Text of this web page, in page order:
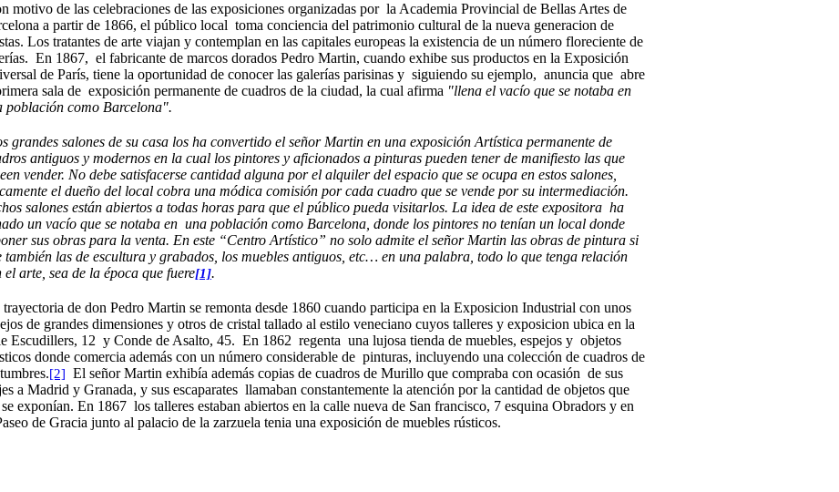
motivo de las celebraciones de las exposiciones organizadas por la Academia Provincial de Bellas Artes de
a partir de 1866, el público local toma conciencia del patrimonio cultural de la nueva generacion de
Los tratantes de arte viajan y contemplan en las capitales europeas la existencia de un número floreciente de
En 1867, el fabricante de marcos dorados Pedro Martin, cuando exhibe sus productos en la Exposición
de París, tiene la oportunidad de conocer las galerías parisinas y siguiendo su ejemplo, anuncia que abre
sala de exposición permanente de cuadros de la ciudad, la cual afirma "llena el vacío que se notaba en
población como Barcelona".
grandes salones de su casa los ha convertido el señor Martin en una exposición Artística permanente de
antiguos y modernos en la cual los pintores y aficionados a pinturas pueden tener de manifiesto las que
vender. No debe satisfacerse cantidad alguna por el alquiler del espacio que se ocupa en estos salones,
el dueño del local cobra una módica comisión por cada cuadro que se vende por su intermediación.
salones están abiertos a todas horas para que el público pueda visitarlos. La idea de este expositora ha
un vacío que se notaba en una población como Barcelona, donde los pintores no tenían un local donde
sus obras para la venta. En este “Centro Artístico” no solo admite el señor Martin las obras de pintura si
también las de escultura y grabados, los muebles antiguos, etc… en una palabra, todo lo que tenga relación
el arte, sea de la época que fuere[1].
de don Pedro Martin se remonta desde 1860 cuando participa en la Exposicion Industrial con unos
de grandes dimensiones y otros de cristal tallado al estilo veneciano cuyos talleres y exposicion ubica en la
Escudillers, 12 y Conde de Asalto, 45. En 1862 regenta una lujosa tienda de muebles, espejos y objetos
donde comercia además con un número considerable de pinturas, incluyendo una colección de cuadros de
[2] El señor Martin exhibía además copias de cuadros de Murillo que compraba con ocasión de sus
a Madrid y Granada, y sus escaparates llamaban constantemente la atención por la cantidad de objetos que
exponían. En 1867 los talleres estaban abiertos en la calle nueva de San francisco, 7 esquina Obradors y en
de Gracia junto al palacio de la zarzuela tenia una exposición de muebles rústicos.